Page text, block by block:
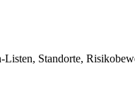
Standorte,